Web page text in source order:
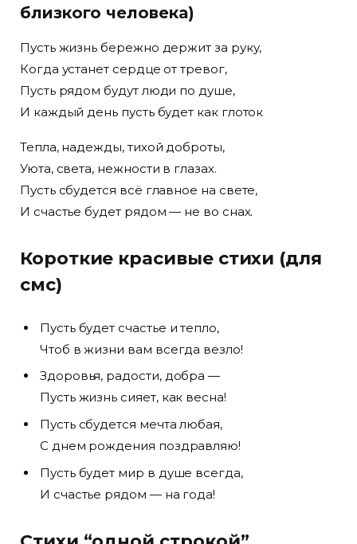
близкого человека)
Пусть жизнь бережно держит за руку,
Когда устанет сердце от тревог,
Пусть рядом будут люди по душе,
И каждый день пусть будет как глоток
Тепла, надежды, тихой доброты,
Уюта, света, нежности в глазах.
Пусть сбудется всё главное на свете,
И счастье будет рядом — не во снах.
Короткие красивые стихи (для
смс)
Пусть будет счастье и тепло,
Чтоб в жизни вам всегда везло!
Здоровья, радости, добра —
Пусть жизнь сияет, как весна!
Пусть сбудется мечта любая,
С днем рождения поздравляю!
Пусть будет мир в душе всегда,
И счастье рядом — на года!